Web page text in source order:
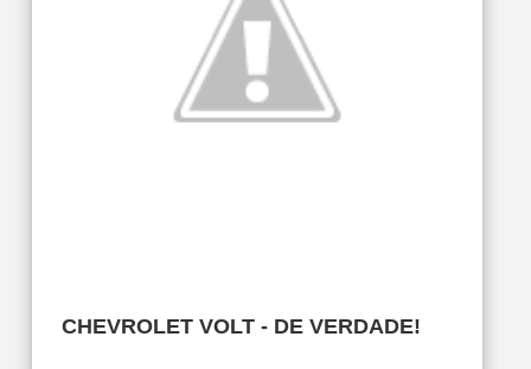
CHEVROLET VOLT - DE VERDADE!